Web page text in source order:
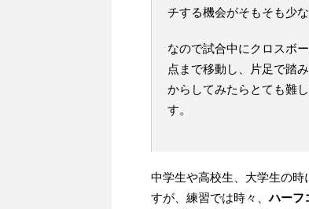
チする機会がそもそも少な
なので試合中にクロスボ
点まで移動し、片足で踏
からしてみたらとても難
す。
中学生や高校生、大学生の
すが、練習では時々、ハーフ